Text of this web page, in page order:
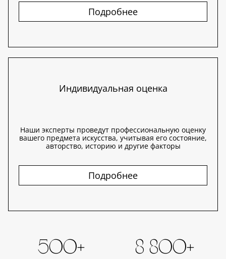
Подробнее
Индивидуальная оценка
Наши эксперты проведут профессиональную оценку
вашего предмета искусства, учитывая его состояние,
авторство, историю и другие факторы
Подробнее
500+ 8 800+